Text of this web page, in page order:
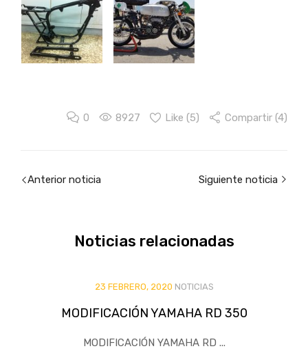
0 8927 Like (5) Compartir (4)
Anterior noticia Siguiente noticia
Noticias relacionadas
23 FEBRERO, 2020 NOTICIAS
MODIFICACIÓN YAMAHA RD 350
MODIFICACIÓN YAMAHA RD ...